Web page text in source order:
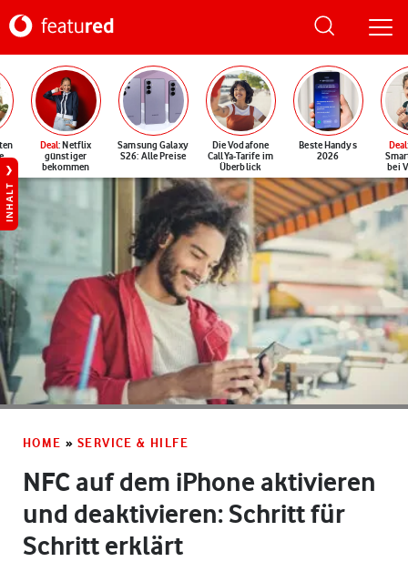
Deal: Netflix
günstiger
bekommen
Samsung Galaxy
S26: Alle Preise
Die Vodafone
CallYa-Tarife im
Überblick
Beste Handys
2026
Deal
bei
INHALT
HOME » SERVICE & HILFE
NFC auf dem iPhone aktivieren
und deaktivieren: Schritt für
Schritt erklärt